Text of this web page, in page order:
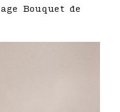
Bouquet de